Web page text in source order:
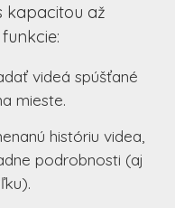
kapacitou až
videá spúšťané
mieste.
históriu videa,
podrobnosti (aj